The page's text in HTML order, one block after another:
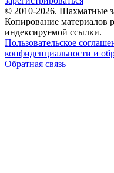
© 2010-2026. Шахматные
Копирование материалов
индексируемой ссылки.
Пользовательское
конфиденциальности и
Обратная связь